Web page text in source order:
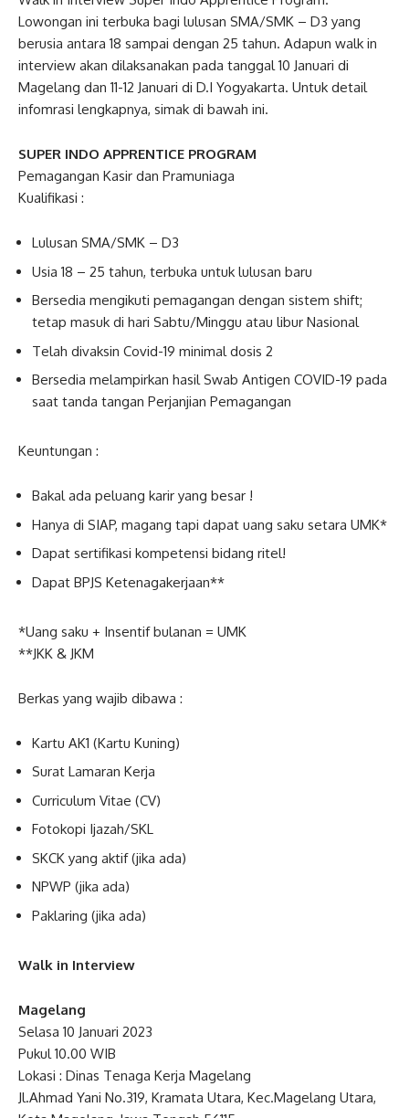
Lowongan ini terbuka bagi lulusan SMA/SMK – D3 yang
berusia antara 18 sampai dengan 25 tahun. Adapun walk in
interview akan dilaksanakan pada tanggal 10 Januari di
Magelang dan 11-12 Januari di D.I Yogyakarta. Untuk detail
infomrasi lengkapnya, simak di bawah ini.
SUPER INDO APPRENTICE PROGRAM
Pemagangan Kasir dan Pramuniaga
Kualifikasi :
Lulusan SMA/SMK – D3
Usia 18 – 25 tahun, terbuka untuk lulusan baru
Bersedia mengikuti pemagangan dengan sistem shift;
tetap masuk di hari Sabtu/Minggu atau libur Nasional
Telah divaksin Covid-19 minimal dosis 2
Bersedia melampirkan hasil Swab Antigen COVID-19 pada
saat tanda tangan Perjanjian Pemagangan
Keuntungan :
Bakal ada peluang karir yang besar !
Hanya di SIAP, magang tapi dapat uang saku setara UMK*
Dapat sertifikasi kompetensi bidang ritel!
Dapat BPJS Ketenagakerjaan**
*Uang saku + Insentif bulanan = UMK
**JKK & JKM
Berkas yang wajib dibawa :
Kartu AK1 (Kartu Kuning)
Surat Lamaran Kerja
Curriculum Vitae (CV)
Fotokopi Ijazah/SKL
SKCK yang aktif (jika ada)
NPWP (jika ada)
Paklaring (jika ada)
Walk in Interview
Magelang
Selasa 10 Januari 2023
Pukul 10.00 WIB
Lokasi : Dinas Tenaga Kerja Magelang
Jl.Ahmad Yani No.319, Kramata Utara, Kec.Magelang Utara,